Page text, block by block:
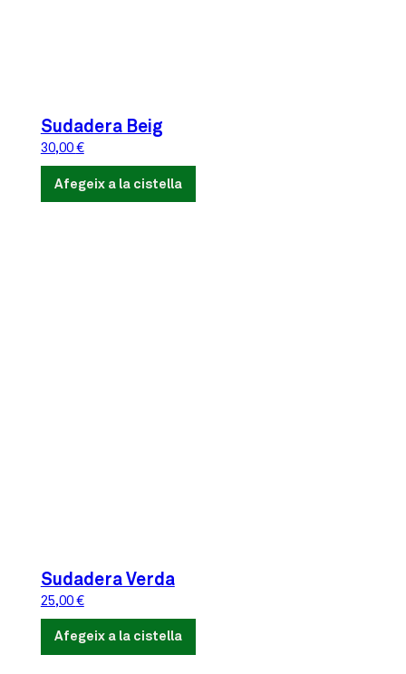
Sudadera Beig
30,00 €
Afegeix a la cistella
Sudadera Verda
25,00 €
Afegeix a la cistella